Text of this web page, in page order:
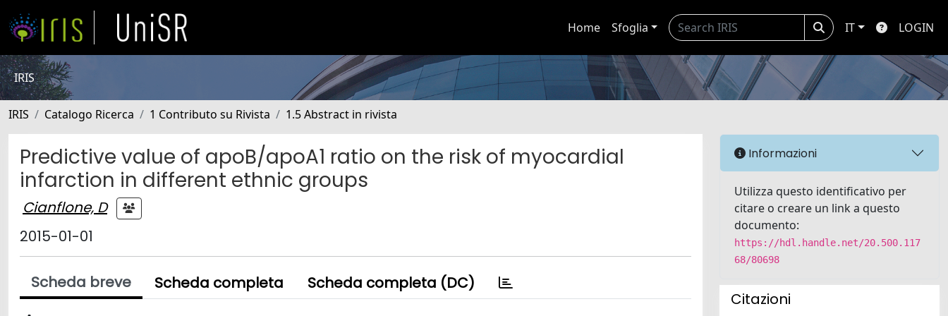
Home Sfoglia IT LOGIN
IRIS
IRIS Catalogo Ricerca 1 Contributo su Rivista 1.5 Abstract in rivista
Predictive value of apoB/apoA1 ratio on the risk of myocardial
infarction in different ethnic groups
Cianflone, D
2015-01-01
Scheda breve Scheda completa Scheda completa (DC)
Informazioni
Utilizza questo identificativo per
citare o creare un link a questo
documento:
https://hdl.handle.net/20.500.117
68/80698
Citazioni